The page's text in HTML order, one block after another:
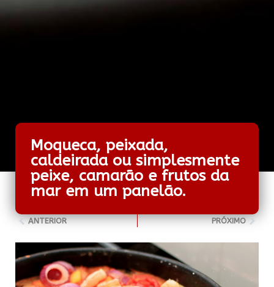
Moqueca, peixada,
caldeirada ou simplesmente
peixe, camarão e frutos da
mar em um panelão.
ANTERIOR PRÓXIMO